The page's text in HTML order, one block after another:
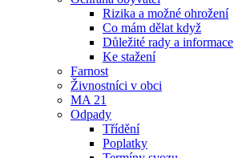
Rizika a možné ohrožení
Co mám dělat když
Důležité rady a informace
Ke stažení
Farnost
Živnostníci v obci
MA 21
Odpady
Třídění
Poplatky